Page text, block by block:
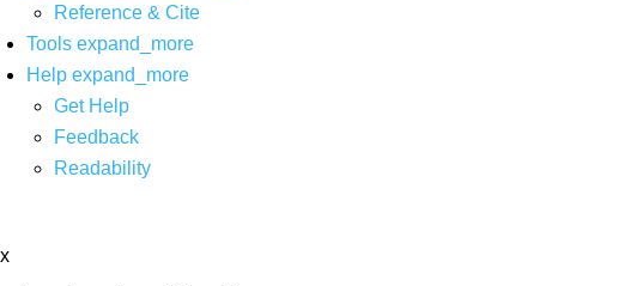
Reference & Cite
Tools expand_more
Help expand_more
Get Help
Feedback
Readability
x